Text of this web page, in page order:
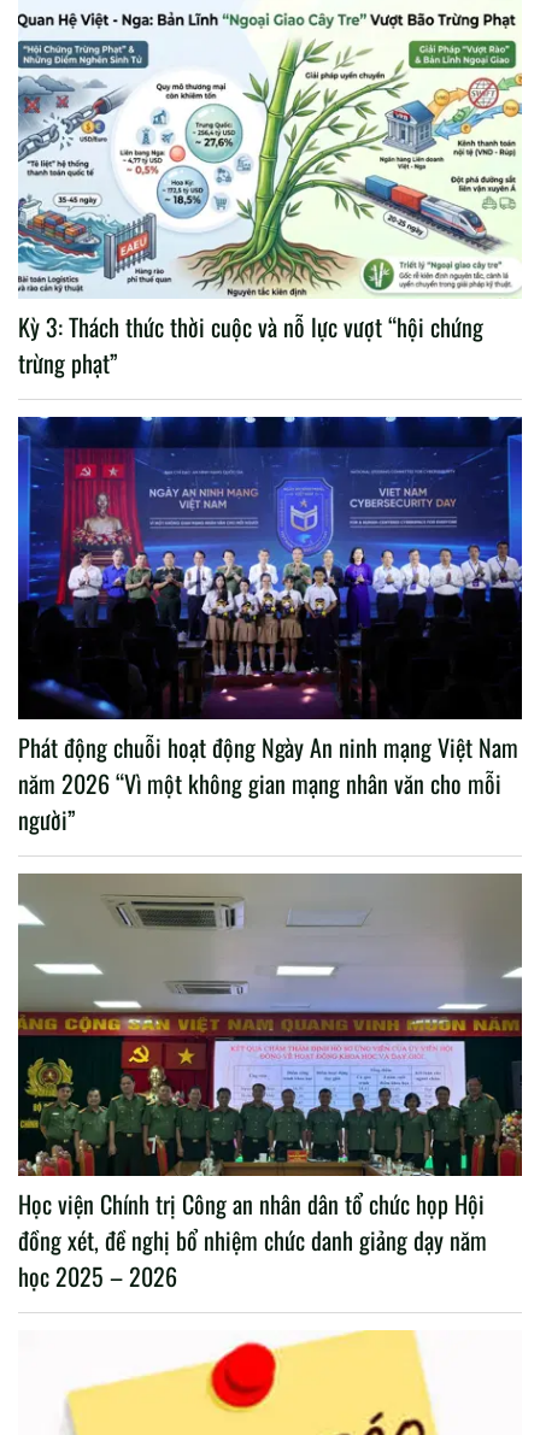
Kỳ 3: Thách thức thời cuộc và nỗ lực vượt “hội chứng
trừng phạt”
Phát động chuỗi hoạt động Ngày An ninh mạng Việt Nam
năm 2026 “Vì một không gian mạng nhân văn cho mỗi
người”
Học viện Chính trị Công an nhân dân tổ chức họp Hội
đồng xét, đề nghị bổ nhiệm chức danh giảng dạy năm
học 2025 – 2026